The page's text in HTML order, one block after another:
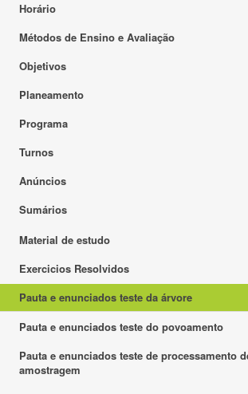
Horário
Métodos de Ensino e Avaliação
Objetivos
Planeamento
Programa
Turnos
Anúncios
Sumários
Material de estudo
Exercicios Resolvidos
Pauta e enunciados teste da árvore
Pauta e enunciados teste do povoamento
Pauta e enunciados teste de processamento
amostragem